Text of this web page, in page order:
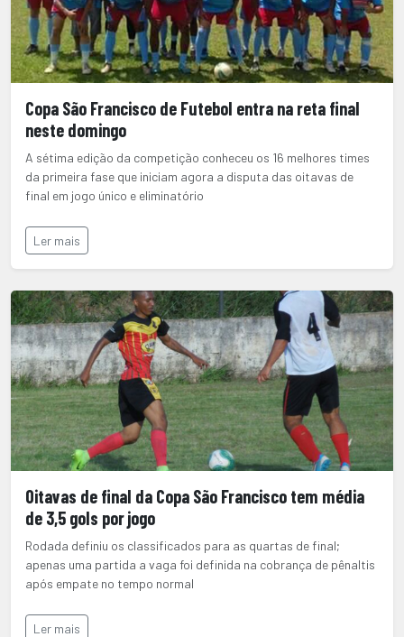
Copa São Francisco de Futebol entra na reta final
neste domingo
A sétima edição da competição conheceu os 16 melhores times
da primeira fase que iniciam agora a disputa das oitavas de
final em jogo único e eliminatório
Ler mais
Oitavas de final da Copa São Francisco tem média
de 3,5 gols por jogo
Rodada definiu os classificados para as quartas de final;
apenas uma partida a vaga foi definida na cobrança de pênaltis
após empate no tempo normal
Ler mais